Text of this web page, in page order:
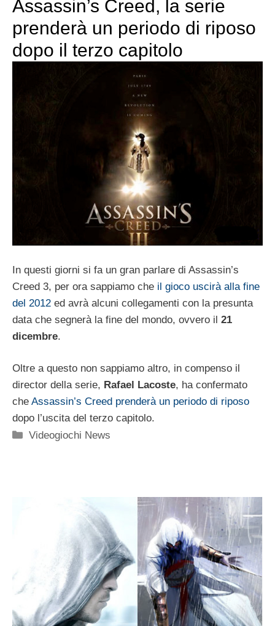
Assassin’s Creed, la serie
prenderà un periodo di riposo
dopo il terzo capitolo
In questi giorni si fa un gran parlare di Assassin’s
Creed 3, per ora sappiamo che il gioco uscirà alla fine
del 2012 ed avrà alcuni collegamenti con la presunta
data che segnerà la fine del mondo, ovvero il 21
dicembre.
Oltre a questo non sappiamo altro, in compenso il
director della serie, Rafael Lacoste, ha confermato
che Assassin’s Creed prenderà un periodo di riposo
dopo l’uscita del terzo capitolo.
Categorie
Videogiochi News